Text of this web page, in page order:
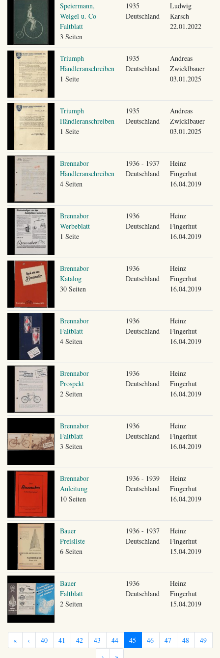
Speiermann,
Weigel u. Co
Faltblatt
3 Seiten
1935
Deutschland
Ludwig
Karsch
22.01.2022
Triumph
Händleranschreiben
1 Seite
1935
Deutschland
Andreas
Zwicklbauer
03.01.2025
Triumph
Händleranschreiben
1 Seite
1935
Deutschland
Andreas
Zwicklbauer
03.01.2025
Brennabor
Händleranschreiben
4 Seiten
1936 - 1937
Deutschland
Heinz
Fingerhut
16.04.2019
Brennabor
Werbeblatt
1 Seite
1936
Deutschland
Heinz
Fingerhut
16.04.2019
Brennabor
Katalog
30 Seiten
1936
Deutschland
Heinz
Fingerhut
16.04.2019
Brennabor
Faltblatt
4 Seiten
1936
Deutschland
Heinz
Fingerhut
16.04.2019
Brennabor
Prospekt
2 Seiten
1936
Deutschland
Heinz
Fingerhut
16.04.2019
Brennabor
Faltblatt
3 Seiten
1936
Deutschland
Heinz
Fingerhut
16.04.2019
Brennabor
Anleitung
10 Seiten
1936 - 1939
Deutschland
Heinz
Fingerhut
16.04.2019
Bauer
Preisliste
6 Seiten
1936 - 1937
Deutschland
Heinz
Fingerhut
15.04.2019
Bauer
Faltblatt
2 Seiten
1936
Deutschland
Heinz
Fingerhut
15.04.2019
« ‹ 40 41 42 43 44 45 46 47 48
49
›
»